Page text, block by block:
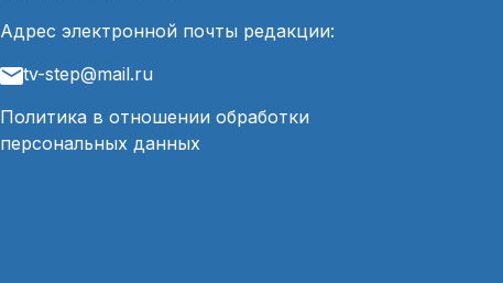
Адрес электронной почты редакции:
tv-step@mail.ru
Политика в отношении обработки
персональных данных